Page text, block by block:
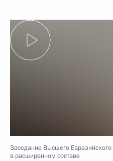
Заседание Высшего
в расширенном составе